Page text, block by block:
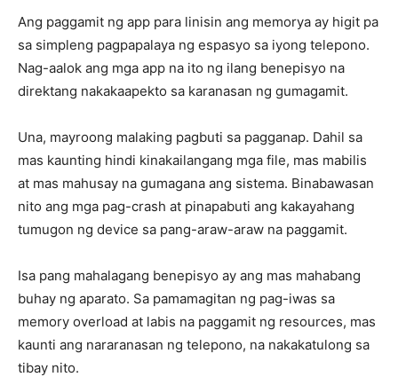
Ang paggamit ng app para linisin ang memorya ay higit pa
sa simpleng pagpapalaya ng espasyo sa iyong telepono.
Nag-aalok ang mga app na ito ng ilang benepisyo na
direktang nakakaapekto sa karanasan ng gumagamit.
Una, mayroong malaking pagbuti sa pagganap. Dahil sa
mas kaunting hindi kinakailangang mga file, mas mabilis
at mas mahusay na gumagana ang sistema. Binabawasan
nito ang mga pag-crash at pinapabuti ang kakayahang
tumugon ng device sa pang-araw-araw na paggamit.
Isa pang mahalagang benepisyo ay ang mas mahabang
buhay ng aparato. Sa pamamagitan ng pag-iwas sa
memory overload at labis na paggamit ng resources, mas
kaunti ang nararanasan ng telepono, na nakakatulong sa
tibay nito.